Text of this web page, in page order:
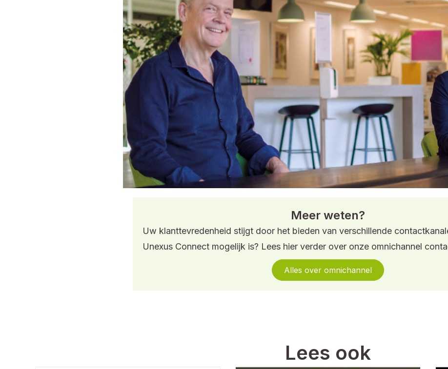
Meer weten?
Uw klanttevredenheid stijgt door het bieden van verschillende
Unexus Connect mogelijk is? Lees hier verder over onze omnichannel
Alles over omnichannel
Lees ook